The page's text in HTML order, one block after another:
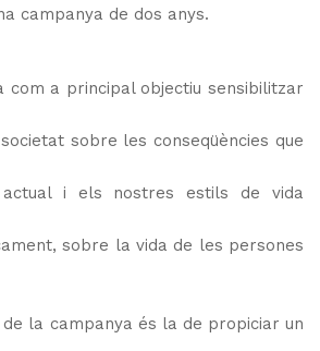
campanya de dos anys.
com a principal objectiu sensibilitzar
sobre les conseqüències que
actual i els nostres estils de vida
sobre la vida de les persones
la campanya és la de propiciar un